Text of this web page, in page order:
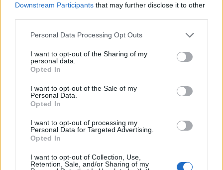
Downstream Participants that may further disclose it to other
Please note that this website/app uses one or more Google
not limited to your visit or usage behaviour. You may click to
grant or deny consent to Google and its third-party tags to
use your data for below specified purposes in below Google
consent section.
Personal Data Processing Opt Outs
I want to opt-out of the Sharing of my
personal data.
Opted In
I want to opt-out of the Sale of my
Personal Data.
Opted In
I want to opt-out of processing my
Personal Data for Targeted Advertising.
Opted In
I want to opt-out of Collection, Use,
Retention, Sale, and/or Sharing of my
Petrolio in calo: Brent a 91,82$, ribassi a due cifre per greggio
NEWS